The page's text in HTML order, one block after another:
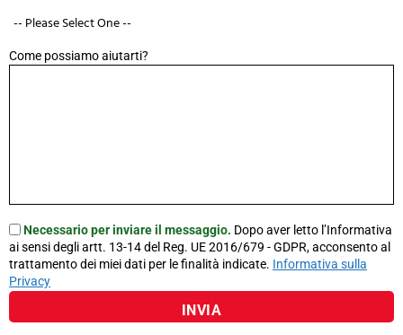
Come possiamo aiutarti?
Necessario per inviare il messaggio. Dopo aver letto l’Informativa
ai sensi degli artt. 13-14 del Reg. UE 2016/679 - GDPR, acconsento al
trattamento dei miei dati per le finalità indicate. Informativa sulla
Privacy